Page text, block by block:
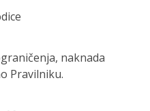
naknada
Pravilniku.